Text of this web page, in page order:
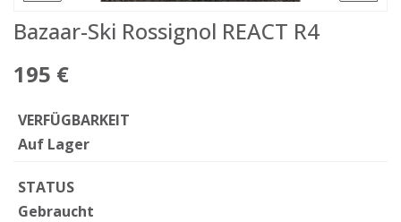
Bazaar-Ski Rossignol REACT R4
195 €
VERFÜGBARKEIT
Auf Lager
STATUS
Gebraucht